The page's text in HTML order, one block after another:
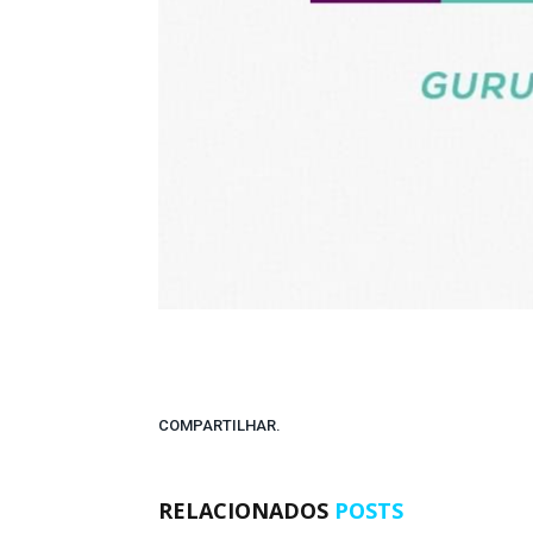
COMPARTILHAR.
RELACIONADOS POSTS